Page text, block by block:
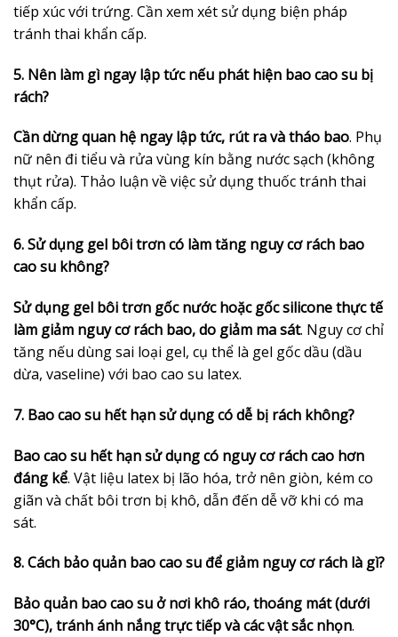
tiếp xúc với trứng. Cần xem xét sử dụng biện pháp
tránh thai khẩn cấp.
5. Nên làm gì ngay lập tức nếu phát hiện bao cao su bị
rách?
Cần dừng quan hệ ngay lập tức, rút ra và tháo bao. Phụ
nữ nên đi tiểu và rửa vùng kín bằng nước sạch (không
thụt rửa). Thảo luận về việc sử dụng thuốc tránh thai
khẩn cấp.
6. Sử dụng gel bôi trơn có làm tăng nguy cơ rách bao
cao su không?
Sử dụng gel bôi trơn gốc nước hoặc gốc silicone thực tế
làm giảm nguy cơ rách bao, do giảm ma sát. Nguy cơ chỉ
tăng nếu dùng sai loại gel, cụ thể là gel gốc dầu (dầu
dừa, vaseline) với bao cao su latex.
7. Bao cao su hết hạn sử dụng có dễ bị rách không?
Bao cao su hết hạn sử dụng có nguy cơ rách cao hơn
đáng kể. Vật liệu latex bị lão hóa, trở nên giòn, kém co
giãn và chất bôi trơn bị khô, dẫn đến dễ vỡ khi có ma
sát.
8. Cách bảo quản bao cao su để giảm nguy cơ rách là gì?
Bảo quản bao cao su ở nơi khô ráo, thoáng mát (dưới
30°C), tránh ánh nắng trực tiếp và các vật sắc nhọn.